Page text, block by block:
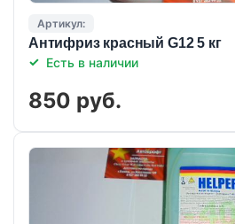
Артикул:
Антифриз красный G12 5 кг
Есть в наличии
850 руб.